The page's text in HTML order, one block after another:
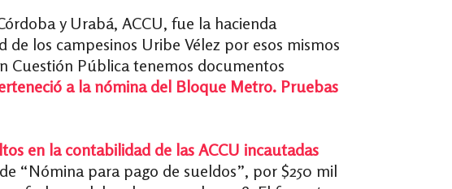
y Urabá, ACCU, fue la hacienda
los campesinos Uribe Vélez por esos mismos
Cuestión Pública tenemos documentos
a la nómina del Bloque Metro. Pruebas
en la contabilidad de las ACCU incautadas
“Nómina para pago de sueldos”, por $250 mil